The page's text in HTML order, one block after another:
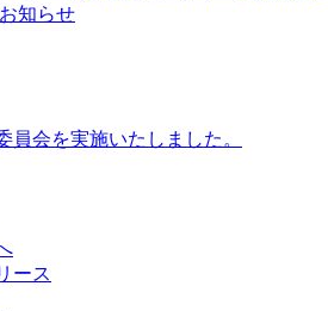
知らせ
員会を実施いたしました。
ース